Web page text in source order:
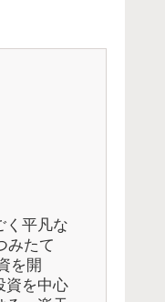
く平凡な
みたて
を開
資を中心